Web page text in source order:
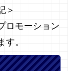
＞
ロモーション
。